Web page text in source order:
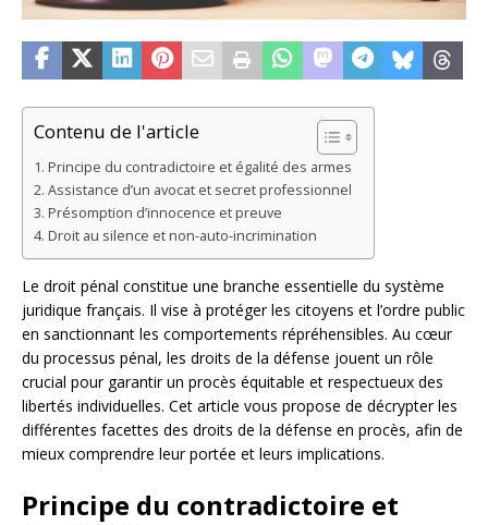
Contenu de l'article
Principe du contradictoire et égalité des armes
Assistance d’un avocat et secret professionnel
Présomption d’innocence et preuve
Droit au silence et non-auto-incrimination
Le droit pénal constitue une branche essentielle du système
juridique français. Il vise à protéger les citoyens et l’ordre public
en sanctionnant les comportements répréhensibles. Au cœur
du processus pénal, les droits de la défense jouent un rôle
crucial pour garantir un procès équitable et respectueux des
libertés individuelles. Cet article vous propose de décrypter les
différentes facettes des droits de la défense en procès, afin de
mieux comprendre leur portée et leurs implications.
Principe du contradictoire et